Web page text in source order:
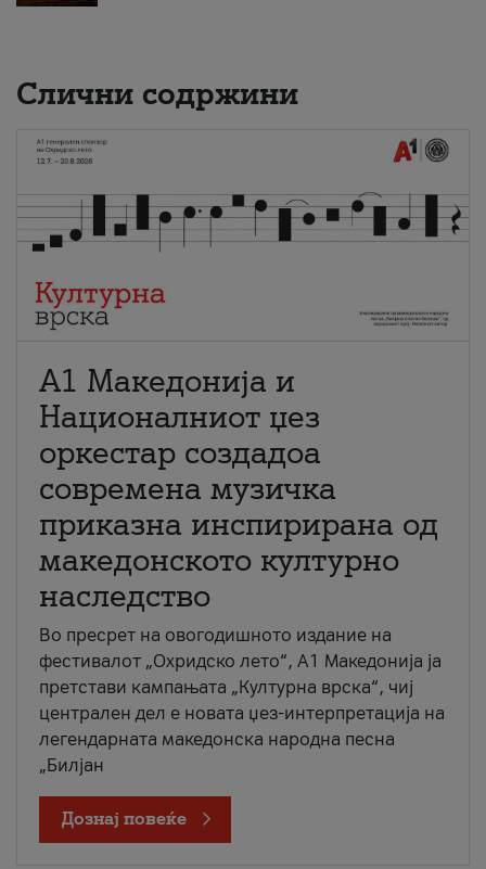
Слични содржини
А1 Македонија и
Националниот џез
оркестар создадоа
современа музичка
приказна инспирирана од
македонското културно
наследство
Во пресрет на овогодишното издание на
фестивалот „Охридско лето“, А1 Македонија ја
претстави кампањата „Културна врска“, чиј
централен дел е новата џез-интерпретација на
легендарната македонска народна песна
„Билјан
Дознај повеќе